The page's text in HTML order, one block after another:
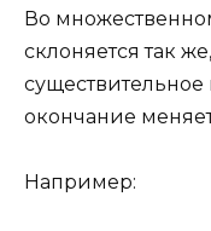
Во
склоняется так
окончание
Например: